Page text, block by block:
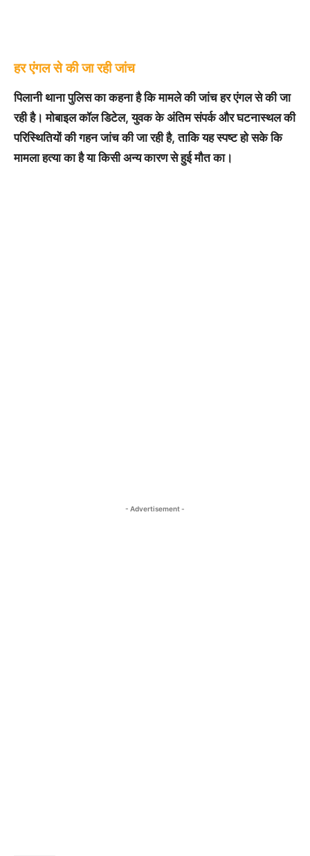
हर एंगल से की जा रही जांच
पिलानी थाना पुलिस का कहना है कि मामले की जांच हर एंगल से की जा
रही है। मोबाइल कॉल डिटेल, युवक के अंतिम संपर्क और घटनास्थल की
परिस्थितियों की गहन जांच की जा रही है, ताकि यह स्पष्ट हो सके कि
मामला हत्या का है या किसी अन्य कारण से हुई मौत का।
- Advertisement -